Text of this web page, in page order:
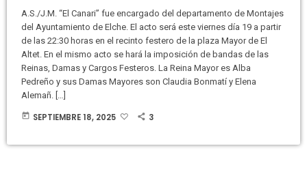
A.S./J.M. “El Canari” fue encargado del departamento de Montajes
del Ayuntamiento de Elche. El acto será este viernes día 19 a partir
de las 22:30 horas en el recinto festero de la plaza Mayor de El
Altet. En el mismo acto se hará la imposición de bandas de las
Reinas, Damas y Cargos Festeros. La Reina Mayor es Alba
Pedreño y sus Damas Mayores son Claudia Bonmatí y Elena
Alemañ. […]
today SEPTIEMBRE 18, 2025 3